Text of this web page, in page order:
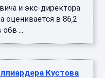
и экс-директора
оценивается в 86,2
обв ...
Кустова